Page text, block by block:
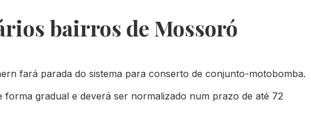
bairros de Mossoró
fará parada do sistema para conserto de conjunto-motobomba.
gradual e deverá ser normalizado num prazo de até 72